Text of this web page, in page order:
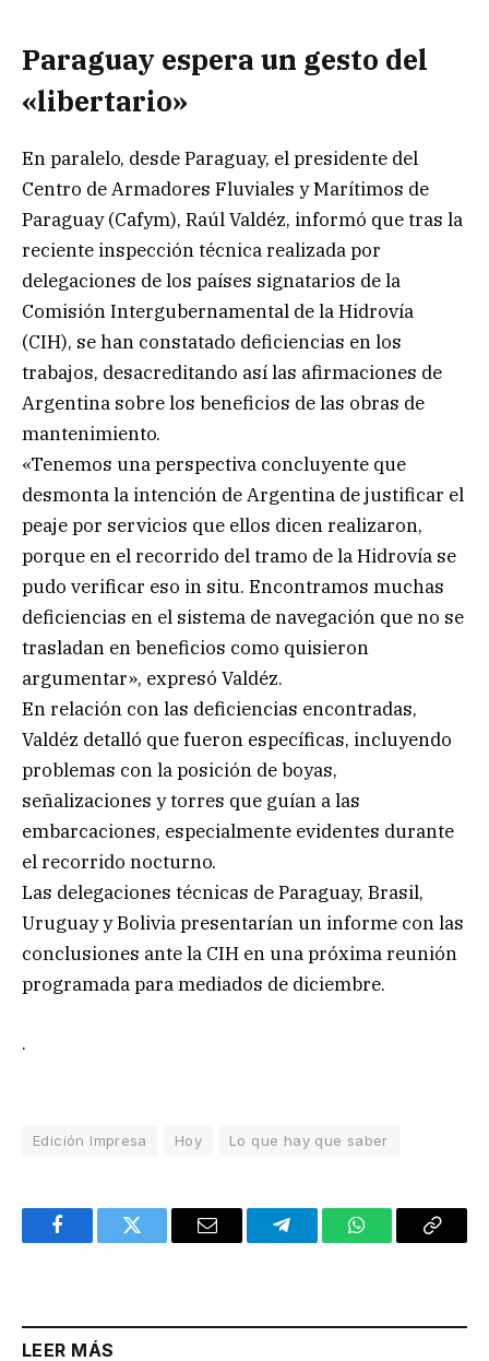
Paraguay espera un gesto del
«libertario»
En paralelo, desde Paraguay, el presidente del
Centro de Armadores Fluviales y Marítimos de
Paraguay (Cafym), Raúl Valdéz, informó que tras la
reciente inspección técnica realizada por
delegaciones de los países signatarios de la
Comisión Intergubernamental de la Hidrovía
(CIH), se han constatado deficiencias en los
trabajos, desacreditando así las afirmaciones de
Argentina sobre los beneficios de las obras de
mantenimiento.
«Tenemos una perspectiva concluyente que
desmonta la intención de Argentina de justificar el
peaje por servicios que ellos dicen realizaron,
porque en el recorrido del tramo de la Hidrovía se
pudo verificar eso in situ. Encontramos muchas
deficiencias en el sistema de navegación que no se
trasladan en beneficios como quisieron
argumentar», expresó Valdéz.
En relación con las deficiencias encontradas,
Valdéz detalló que fueron específicas, incluyendo
problemas con la posición de boyas,
señalizaciones y torres que guían a las
embarcaciones, especialmente evidentes durante
el recorrido nocturno.
Las delegaciones técnicas de Paraguay, Brasil,
Uruguay y Bolivia presentarían un informe con las
conclusiones ante la CIH en una próxima reunión
programada para mediados de diciembre.
.
Edición Impresa Hoy Lo que hay que saber
FacebookTwitter Email TelegramWhatsAppCopy
LEER MÁS